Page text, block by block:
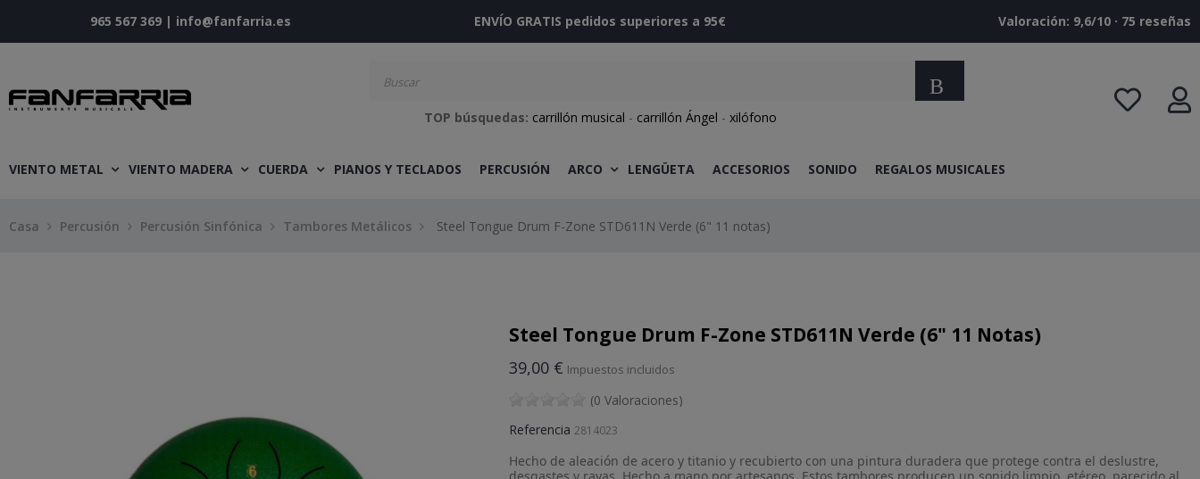
965 567 369 | info@fanfarria.es ENVÍO GRATIS pedidos superiores a 95€ Valoración: 9,6/10 · ‎75 reseñas
Buscar
TOP búsquedas: carrillón musical - carrillón Ángel - xilófono
VIENTO METAL VIENTO MADERA CUERDA PIANOS Y TECLADOS PERCUSIÓN ARCO LENGÜETA ACCESORIOS SONIDO REGALOS MUSICALES
Casa Percusión Percusión Sinfónica Tambores Metálicos Steel Tongue Drum F-Zone STD611N Verde (6" 11 notas)
Steel Tongue Drum F-Zone STD611N Verde (6" 11 Notas)
39,00 € Impuestos incluidos
(0 Valoraciones)
Referencia 2814023
Hecho de aleación de acero y titanio y recubierto con una pintura duradera que protege contra el deslustre,